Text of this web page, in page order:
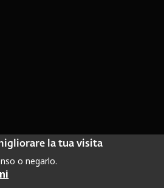
altrimenti quest’opera è distribuita con Licenza
la tua visita
o negarlo.